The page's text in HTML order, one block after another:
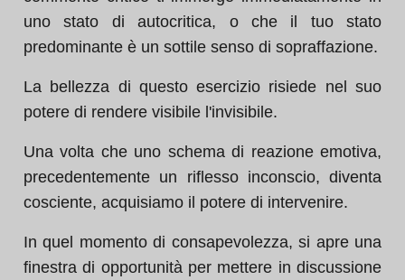
uno stato di autocritica, o che il tuo stato
predominante è un sottile senso di sopraffazione.
La bellezza di questo esercizio risiede nel suo
potere di rendere visibile l'invisibile.
Una volta che uno schema di reazione emotiva,
precedentemente un riflesso inconscio, diventa
cosciente, acquisiamo il potere di intervenire.
In quel momento di consapevolezza, si apre una
finestra di opportunità per mettere in discussione